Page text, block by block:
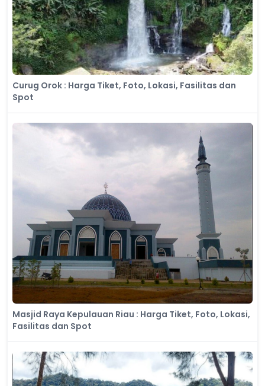
Curug Orok : Harga Tiket, Foto, Lokasi, Fasilitas dan
Spot
Masjid Raya Kepulauan Riau : Harga Tiket, Foto, Lokasi,
Fasilitas dan Spot